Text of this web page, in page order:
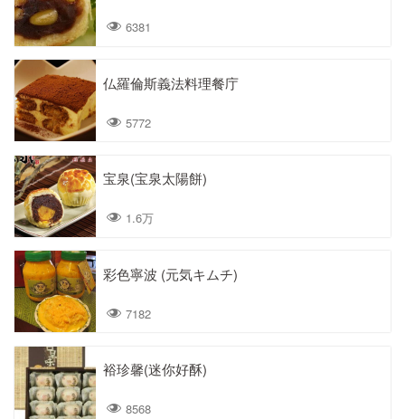
6381
仏羅倫斯義法料理餐庁
5772
宝泉(宝泉太陽餅)
1.6万
彩色寧波 (元気キムチ)
7182
裕珍馨(迷你好酥)
8568